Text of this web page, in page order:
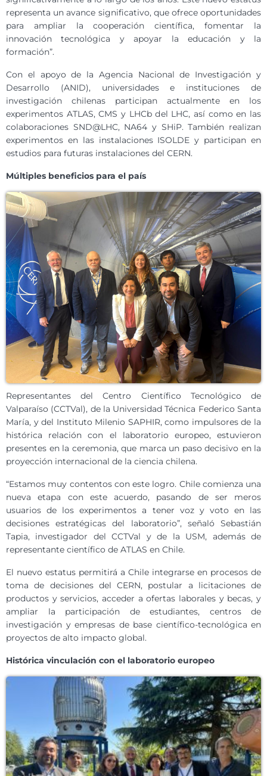
representa un avance significativo, que ofrece oportunidades
para ampliar la cooperación científica, fomentar la
innovación tecnológica y apoyar la educación y la
formación”.
Con el apoyo de la Agencia Nacional de Investigación y
Desarrollo (ANID), universidades e instituciones de
investigación chilenas participan actualmente en los
experimentos ATLAS, CMS y LHCb del LHC, así como en las
colaboraciones SND@LHC, NA64 y SHiP. También realizan
experimentos en las instalaciones ISOLDE y participan en
estudios para futuras instalaciones del CERN.
Múltiples beneficios para el país
Representantes del Centro Científico Tecnológico de
Valparaíso (CCTVal), de la Universidad Técnica Federico Santa
María, y del Instituto Milenio SAPHIR, como impulsores de la
histórica relación con el laboratorio europeo, estuvieron
presentes en la ceremonia, que marca un paso decisivo en la
proyección internacional de la ciencia chilena.
“Estamos muy contentos con este logro. Chile comienza una
nueva etapa con este acuerdo, pasando de ser meros
usuarios de los experimentos a tener voz y voto en las
decisiones estratégicas del laboratorio”, señaló Sebastián
Tapia, investigador del CCTVal y de la USM, además de
representante científico de ATLAS en Chile.
El nuevo estatus permitirá a Chile integrarse en procesos de
toma de decisiones del CERN, postular a licitaciones de
productos y servicios, acceder a ofertas laborales y becas, y
ampliar la participación de estudiantes, centros de
investigación y empresas de base científico-tecnológica en
proyectos de alto impacto global.
Histórica vinculación con el laboratorio europeo